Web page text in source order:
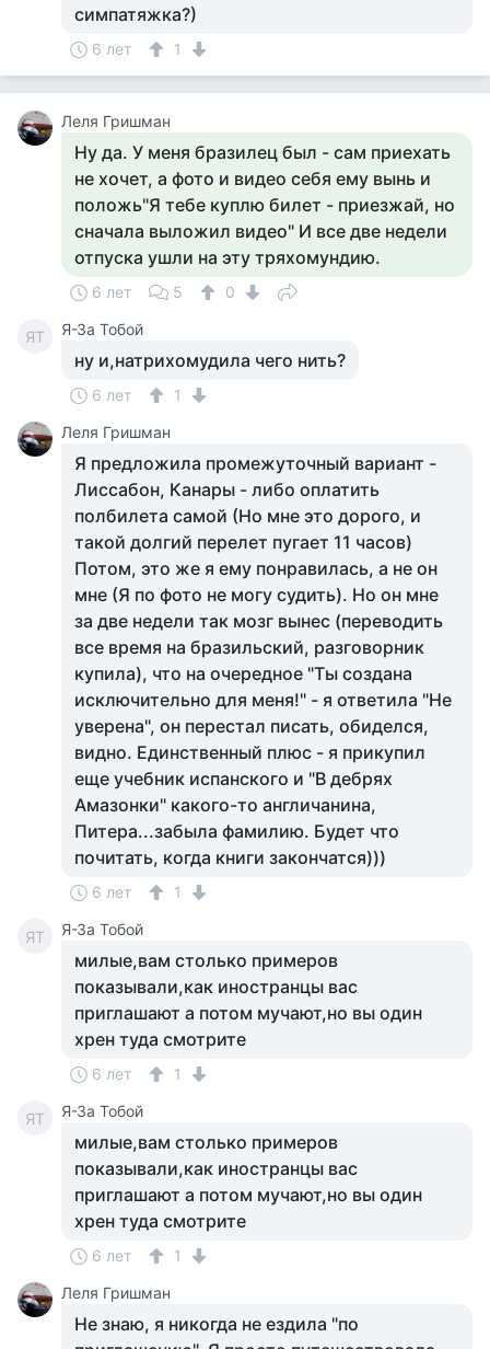
симпатяжка?)
6 лет 1
Леля Гришман
Ну да. У меня бразилец был - сам приехать
не хочет, а фото и видео себя ему вынь и
положь"Я тебе куплю билет - приезжай, но
сначала выложил видео" И все две недели
отпуска ушли на эту тряхомундию.
6 лет 5 0
ЯТ Я-За Тобой
ну и,натрихомудила чего нить?
6 лет
1
Леля Гришман
Я предложила промежуточный вариант -
Лиссабон, Канары - либо оплатить
полбилета самой (Но мне это дорого, и
такой долгий перелет пугает 11 часов)
Потом, это же я ему понравилась, а не он
мне (Я по фото не могу судить). Но он мне
за две недели так мозг вынес (переводить
все время на бразильский, разговорник
купила), что на очередное "Ты создана
исключительно для меня!" - я ответила "Не
уверена", он перестал писать, обиделся,
видно. Единственный плюс - я прикупил
еще учебник испанского и "В дебрях
Амазонки" какого-то англичанина,
Питера...забыла фамилию. Будет что
почитать, когда книги закончатся)))
6 лет 1
ЯТ Я-За Тобой
милые,вам столько примеров
показывали,как иностранцы вас
приглашают а потом мучают,но вы один
хрен туда смотрите
6 лет 1
ЯТ Я-За Тобой
милые,вам столько примеров
показывали,как иностранцы вас
приглашают а потом мучают,но вы один
хрен туда смотрите
6 лет
1
Леля Гришман
Не знаю, я никогда не ездила "по